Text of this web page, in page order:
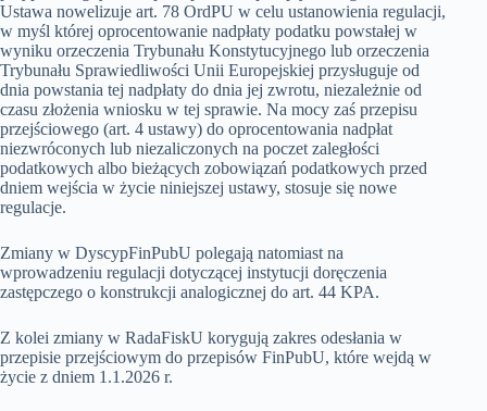
Ustawa nowelizuje art. 78 OrdPU w celu ustanowienia regulacji,
w myśl której oprocentowanie nadpłaty podatku powstałej w
wyniku orzeczenia Trybunału Konstytucyjnego lub orzeczenia
Trybunału Sprawiedliwości Unii Europejskiej przysługuje od
dnia powstania tej nadpłaty do dnia jej zwrotu, niezależnie od
czasu złożenia wniosku w tej sprawie. Na mocy zaś przepisu
przejściowego (art. 4 ustawy) do oprocentowania nadpłat
niezwróconych lub niezaliczonych na poczet zaległości
podatkowych albo bieżących zobowiązań podatkowych przed
dniem wejścia w życie niniejszej ustawy, stosuje się nowe
regulacje.
Zmiany w DyscypFinPubU polegają natomiast na
wprowadzeniu regulacji dotyczącej instytucji doręczenia
zastępczego o konstrukcji analogicznej do art. 44 KPA.
Z kolei zmiany w RadaFiskU korygują zakres odesłania w
przepisie przejściowym do przepisów FinPubU, które wejdą w
życie z dniem 1.1.2026 r.